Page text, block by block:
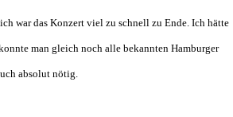
war das Konzert viel zu schnell zu Ende. Ich hätte
man gleich noch alle bekannten Hamburger
absolut nötig.